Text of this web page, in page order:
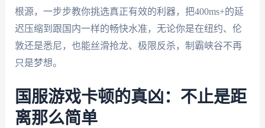
根源，一步步教你挑选真正有效的利器，把400ms+的延
迟压缩到跟国内一样的畅快水准，无论你是在纽约、伦
敦还是悉尼，也能丝滑抢龙、极限反杀，制霸峡谷不再
只是梦想。
国服游戏卡顿的真凶：不止是距
离那么简单